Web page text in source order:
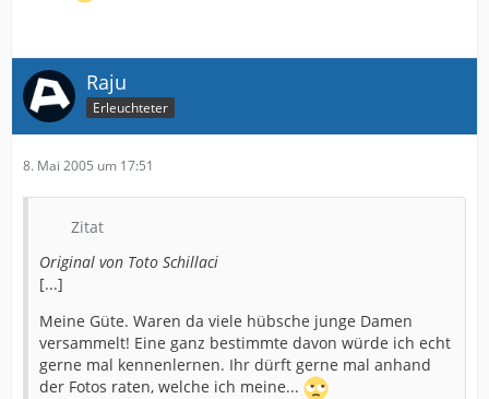
Raju
Erleuchteter
8. Mai 2005 um 17:51
Zitat
Original von Toto Schillaci
[...]
Meine Güte. Waren da viele hübsche junge Damen
versammelt! Eine ganz bestimmte davon würde ich echt
gerne mal kennenlernen. Ihr dürft gerne mal anhand
der Fotos raten, welche ich meine...